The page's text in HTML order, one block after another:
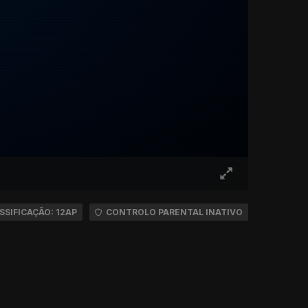
12AP CONTROLO PARENTAL INATIVO